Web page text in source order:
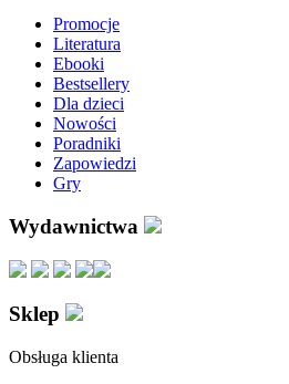
Promocje
Literatura
Ebooki
Bestsellery
Dla dzieci
Nowości
Poradniki
Zapowiedzi
Gry
Wydawnictwa
Sklep
Obsługa klienta